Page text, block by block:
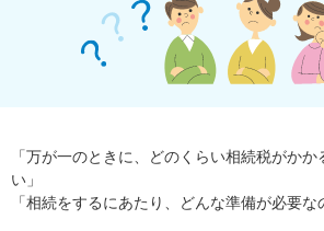
「万が一のときに、どのくらい相続税がか
い」
「相続をするにあたり、どんな準備が必要な